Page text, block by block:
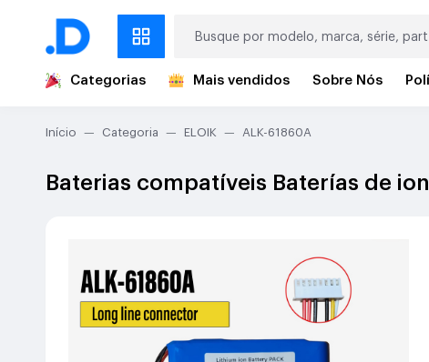
Categorias Mais vendidos Sobre Nós
Início Categoria ELOIK ALK-61860A
Baterias compatíveis Baterías de